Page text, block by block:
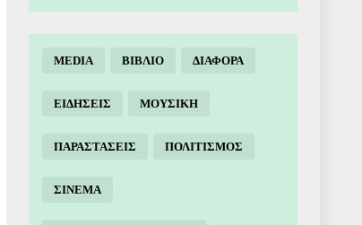
MEDIA ΒΙΒΛΙΟ ΔΙΑΦΟΡΑ
ΕΙΔΗΣΕΙΣ ΜΟΥΣΙΚΗ
ΠΑΡΑΣΤΑΣΕΙΣ ΠΟΛΙΤΙΣΜΟΣ
ΣΙΝΕΜΑ